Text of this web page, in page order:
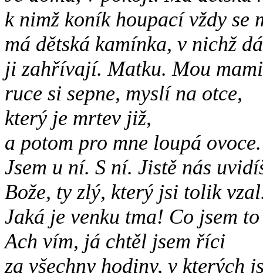
k nimž koník houpací vždy se
má dětská kamínka, v nichž
ji zahřívají. Matku. Mou
ruce si sepne, myslí na otce,
který je mrtev již,
a potom pro mne loupá ovoce.
Jsem u ní. S ní. Jistě nás
Bože, ty zlý, který jsi tolik
Jaká je venku tma! Co jsem
Ach vím, já chtěl jsem říci
za všechny hodiny, v kterých